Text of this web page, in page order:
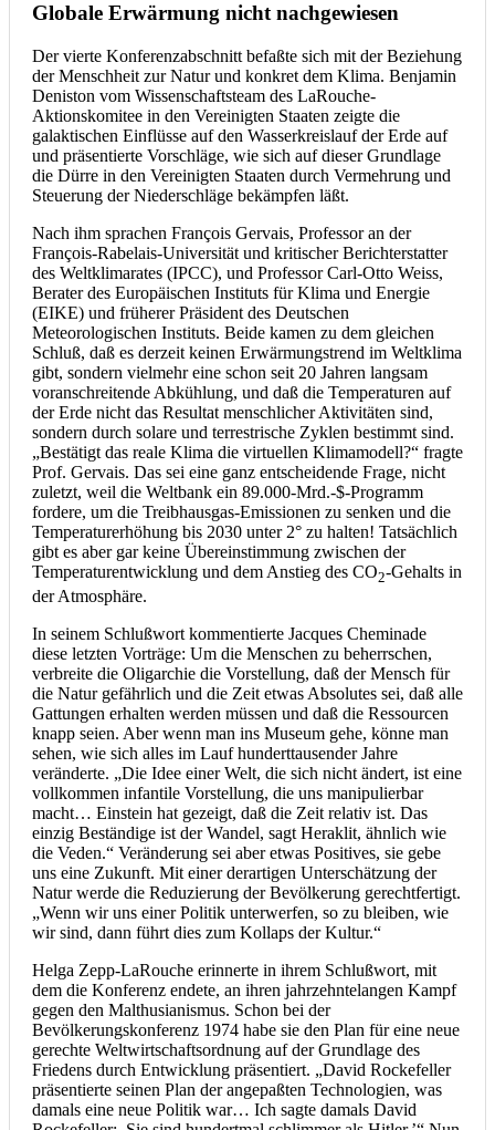
Globale Erwärmung nicht nachgewiesen
Der vierte Konferenzabschnitt befaßte sich mit der Beziehung
der Menschheit zur Natur und konkret dem Klima. Benjamin
Deniston vom Wissenschaftsteam des LaRouche-
Aktionskomitee in den Vereinigten Staaten zeigte die
galaktischen Einflüsse auf den Wasserkreislauf der Erde auf
und präsentierte Vorschläge, wie sich auf dieser Grundlage
die Dürre in den Vereinigten Staaten durch Vermehrung und
Steuerung der Niederschläge bekämpfen läßt.
Nach ihm sprachen François Gervais, Professor an der
François-Rabelais-Universität und kritischer Berichterstatter
des Weltklimarates (IPCC), und Professor Carl-Otto Weiss,
Berater des Europäischen Instituts für Klima und Energie
(EIKE) und früherer Präsident des Deutschen
Meteorologischen Instituts. Beide kamen zu dem gleichen
Schluß, daß es derzeit keinen Erwärmungstrend im Weltklima
gibt, sondern vielmehr eine schon seit 20 Jahren langsam
voranschreitende Abkühlung, und daß die Temperaturen auf
der Erde nicht das Resultat menschlicher Aktivitäten sind,
sondern durch solare und terrestrische Zyklen bestimmt sind.
„Bestätigt das reale Klima die virtuellen Klimamodell?“ fragte
Prof. Gervais. Das sei eine ganz entscheidende Frage, nicht
zuletzt, weil die Weltbank ein 89.000-Mrd.-$-Programm
fordere, um die Treibhausgas-Emissionen zu senken und die
Temperaturerhöhung bis 2030 unter 2° zu halten! Tatsächlich
gibt es aber gar keine Übereinstimmung zwischen der
Temperaturentwicklung und dem Anstieg des CO2-Gehalts in
der Atmosphäre.
In seinem Schlußwort kommentierte Jacques Cheminade
diese letzten Vorträge: Um die Menschen zu beherrschen,
verbreite die Oligarchie die Vorstellung, daß der Mensch für
die Natur gefährlich und die Zeit etwas Absolutes sei, daß alle
Gattungen erhalten werden müssen und daß die Ressourcen
knapp seien. Aber wenn man ins Museum gehe, könne man
sehen, wie sich alles im Lauf hunderttausender Jahre
veränderte. „Die Idee einer Welt, die sich nicht ändert, ist eine
vollkommen infantile Vorstellung, die uns manipulierbar
macht… Einstein hat gezeigt, daß die Zeit relativ ist. Das
einzig Beständige ist der Wandel, sagt Heraklit, ähnlich wie
die Veden.“ Veränderung sei aber etwas Positives, sie gebe
uns eine Zukunft. Mit einer derartigen Unterschätzung der
Natur werde die Reduzierung der Bevölkerung gerechtfertigt.
„Wenn wir uns einer Politik unterwerfen, so zu bleiben, wie
wir sind, dann führt dies zum Kollaps der Kultur.“
Helga Zepp-LaRouche erinnerte in ihrem Schlußwort, mit
dem die Konferenz endete, an ihren jahrzehntelangen Kampf
gegen den Malthusianismus. Schon bei der
Bevölkerungskonferenz 1974 habe sie den Plan für eine neue
gerechte Weltwirtschaftsordnung auf der Grundlage des
Friedens durch Entwicklung präsentiert. „David Rockefeller
präsentierte seinen Plan der angepaßten Technologien, was
damals eine neue Politik war… Ich sagte damals David